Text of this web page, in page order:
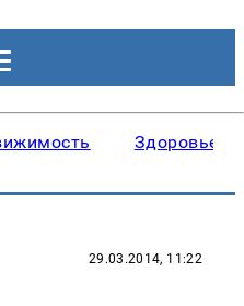
Здоровье
29.03.2014, 11:22